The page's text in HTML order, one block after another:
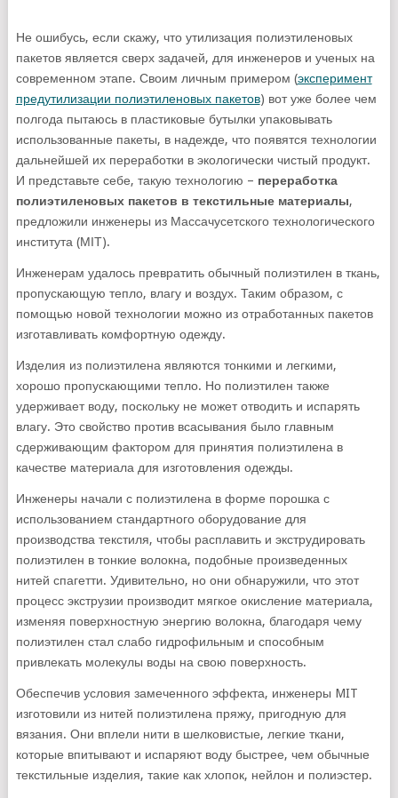
Не ошибусь, если скажу, что утилизация полиэтиленовых
пакетов является сверх задачей, для инженеров и ученых на
современном этапе. Своим личным примером (эксперимент
предутилизации полиэтиленовых пакетов) вот уже более чем
полгода пытаюсь в пластиковые бутылки упаковывать
использованные пакеты, в надежде, что появятся технологии
дальнейшей их переработки в экологически чистый продукт.
И представьте себе, такую технологию – переработка
полиэтиленовых пакетов в текстильные материалы,
предложили инженеры из Массачусетского технологического
института (МІТ).
Инженерам удалось превратить обычный полиэтилен в ткань,
пропускающую тепло, влагу и воздух. Таким образом, с
помощью новой технологии можно из отработанных пакетов
изготавливать комфортную одежду.
Изделия из полиэтилена являются тонкими и легкими,
хорошо пропускающими тепло. Но полиэтилен также
удерживает воду, поскольку не может отводить и испарять
влагу. Это свойство против всасывания было главным
сдерживающим фактором для принятия полиэтилена в
качестве материала для изготовления одежды.
Инженеры начали с полиэтилена в форме порошка с
использованием стандартного оборудование для
производства текстиля, чтобы расплавить и экструдировать
полиэтилен в тонкие волокна, подобные произведенных
нитей спагетти. Удивительно, но они обнаружили, что этот
процесс экструзии производит мягкое окисление материала,
изменяя поверхностную энергию волокна, благодаря чему
полиэтилен стал слабо гидрофильным и способным
привлекать молекулы воды на свою поверхность.
Обеспечив условия замеченного эффекта, инженеры MIT
изготовили из нитей полиэтилена пряжу, пригодную для
вязания. Они вплели нити в шелковистые, легкие ткани,
которые впитывают и испаряют воду быстрее, чем обычные
текстильные изделия, такие как хлопок, нейлон и полиэстер.